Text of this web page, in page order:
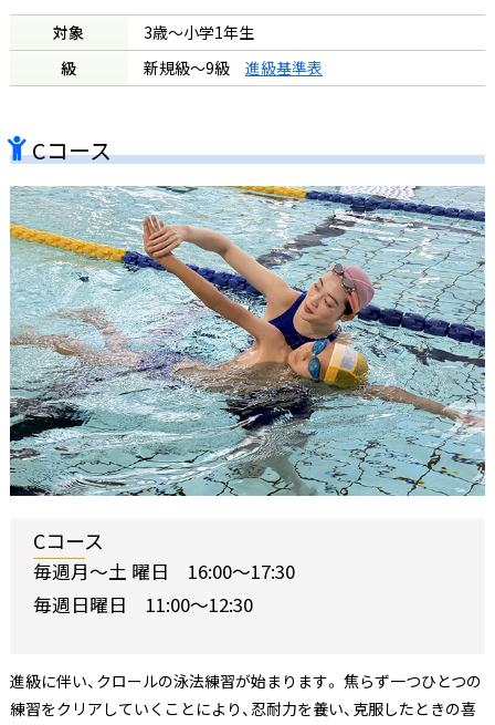
対象
3歳～小学1年生
級
新規級～9級 進級基準表
Cコース
Cコース
毎週月〜土 曜日 16:00〜17:30
毎週日曜日 11:00〜12:30
進級に伴い、クロールの泳法練習が始まります。 焦らず一つひとつの
練習をクリアしていくことにより、忍耐力を養い、克服したときの喜